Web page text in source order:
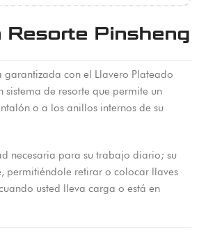
Pinsheng
garantizada con el Llavero Plateado
sistema de resorte que permite un
o a los anillos internos de su
necesaria para su trabajo diario; su
permitiéndole retirar o colocar llaves
usted lleva carga o está en